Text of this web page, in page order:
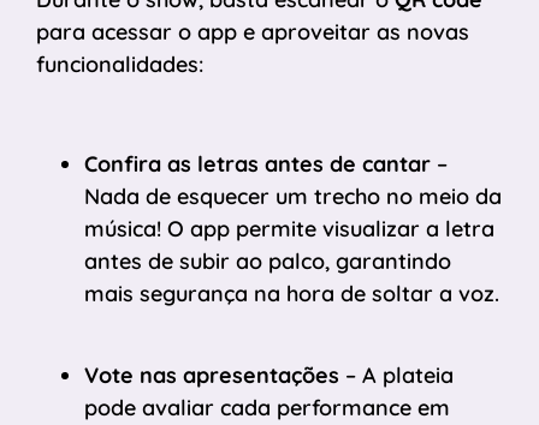
para acessar o app e aproveitar as novas
funcionalidades:
Confira as letras antes de cantar –
Nada de esquecer um trecho no meio da
música! O app permite visualizar a letra
antes de subir ao palco, garantindo
mais segurança na hora de soltar a voz.
Vote nas apresentações – A plateia
pode avaliar cada performance em